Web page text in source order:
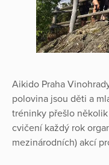
Aikido Praha
polovina jsou děti a
tréninky přešlo
cvičení každý rok
mezinárodních) akcí